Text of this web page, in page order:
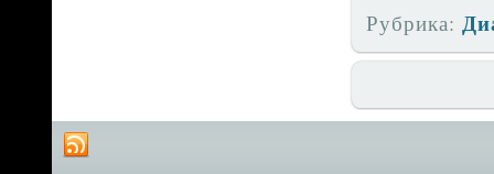
Рубрика: